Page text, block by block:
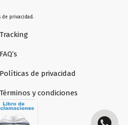
Tracking
FAQ’s
Políticas de privacidad
Términos y condiciones
de privacidad.